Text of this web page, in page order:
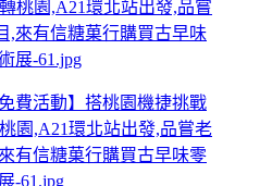
費活動】搭桃園機捷挑戰
園,A21環北站出發,品嘗老
有信糖菓行購買古早味零
-61.jpg